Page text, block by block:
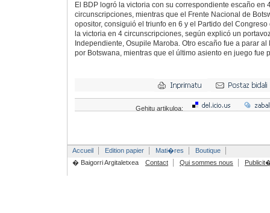
El BDP logró la victoria con su correspondiente escaño en
circunscripciones, mientras que el Frente Nacional de
opositor, consiguió el triunfo en 6 y el Partido del
la victoria en 4 circunscripciones, según explicó un
Independiente, Osupile Maroba. Otro escaño fue a parar
por Botswana, mientras que el último asiento en juego fue
Gehitu artikuloa:
Accueil Edition papier Mati�res
Boutique
� Baigorri Argitaletxea
Contact Qui sommes nous